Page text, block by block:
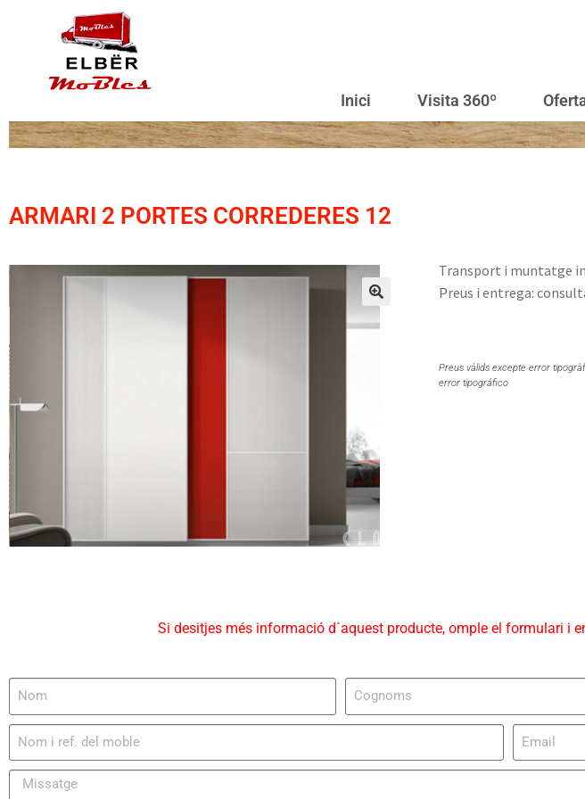
Inici Visita 360º
ARMARI 2 PORTES CORREDERES 12
Transport i muntatge
Preus i entrega:
Preus vàlids excepte error
error tipográfico
Si desitjes més informació d´aquest producte, omple el formulari i